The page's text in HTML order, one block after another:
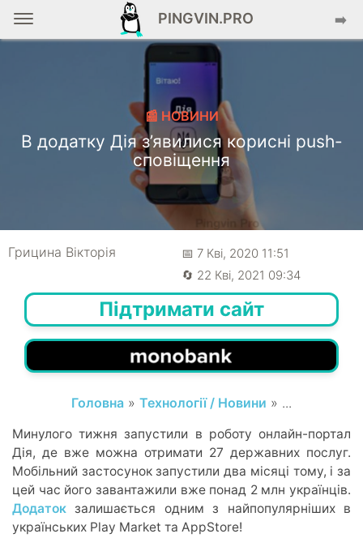
PINGVIN.PRO ➡️
📰 НОВИНИ
В додатку Дія з’явилися корисні push-
сповіщення
Грицина Вікторія
📅 7 Кві, 2020 11:51
🔄 22 Кві, 2021 09:34
Підтримати сайт
Головна » Технології / Новини » ...
Минулого тижня запустили в роботу онлайн-портал
Дія, де вже можна отримати 27 державних послуг.
Мобільний застосунок запустили два місяці тому, і за
цей час його завантажили вже понад 2 млн українців.
Додаток залишається одним з найпопулярніших в
українських Play Market та AppStore!